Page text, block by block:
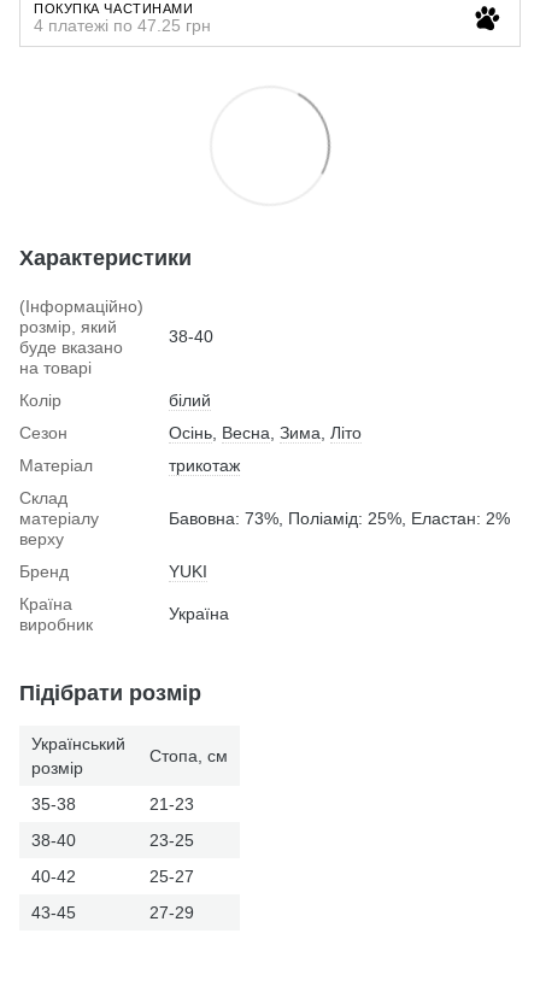
ПОКУПКА ЧАСТИНАМИ
4 платежі по 47.25 грн
Характеристики
(Інформаційно)
розмір, який
буде вказано
на товарі
38-40
Колір
білий
Сезон
Осінь Весна Зима
Літо
Матеріал
трикотаж
Склад
матеріалу
верху
Бавовна: 73%, Поліамід: 25%, Еластан: 2%
Бренд
YUKI
Країна
виробник
Україна
Підібрати розмір
Український
розмір
Стопа, см
35-38
21-23
38-40
23-25
40-42
25-27
43-45
27-29